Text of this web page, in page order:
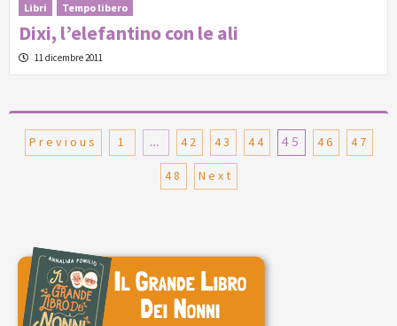
Libri Tempo libero
Dixi, l’elefantino con le ali
11 dicembre 2011
Paginazione
Previous 1 … 42 43 44 45 46 47
48 Next